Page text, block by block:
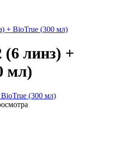
+ BioTrue (300 мл)
(6 линз) +
мл)